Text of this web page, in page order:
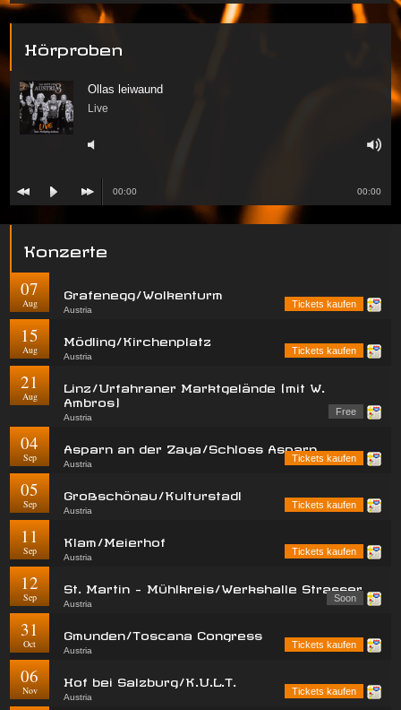
Hörproben
Ollas leiwaund
Live
00:00 00:00
Konzerte
07
Aug
Grafenegg/Wolkenturm
Austria
Tickets kaufen
15
Aug
Mödling/Kirchenplatz
Austria
Tickets kaufen
21
Aug
Linz/Urfahraner Marktgelände (mit W.
Ambros)
Austria
Free
04
Sep
Asparn an der Zaya/Schloss Asparn
Austria
Tickets kaufen
05
Sep
Großschönau/Kulturstadl
Austria
Tickets kaufen
11
Sep
Klam/Meierhof
Austria
Tickets kaufen
12
Sep
St. Martin - Mühlkreis/Werkshalle Strasser
Austria
Soon
31
Oct
Gmunden/Toscana Congress
Austria
Tickets kaufen
06
Nov
Hof bei Salzburg/K.U.L.T.
Austria
Tickets kaufen